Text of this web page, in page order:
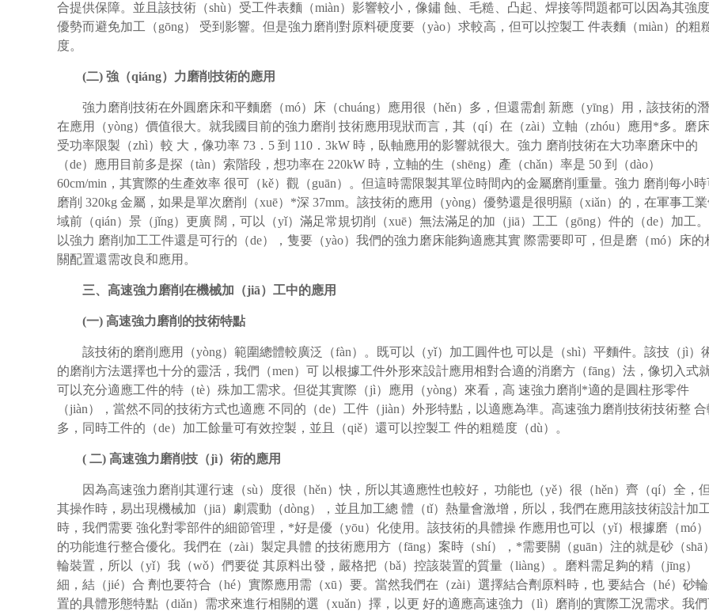
合提供保障。並且該技術（shù）受工件表麵（miàn）影響較小，像鏽 蝕、毛糙、凸起、焊接等問題都可以因為其強度
優勢而避免加工（gōng） 受到影響。但是強力磨削對原料硬度要（yào）求較高，但可以控製工 件表麵（miàn）的粗
度。
(二) 強（qiáng）力磨削技術的應用
強力磨削技術在外圓磨床和平麵磨（mó）床（chuáng）應用很（hěn）多，但還需創 新應（yīng）用，該技術的潛
在應用（yòng）價值很大。就我國目前的強力磨削 技術應用現狀而言，其（qí）在（zài）立軸（zhóu）應用*多。磨床
受功率限製（zhì）較 大，像功率 73．5 到 110．3kW 時，臥軸應用的影響就很大。強力 磨削技術在大功率磨床中的
（de）應用目前多是探（tàn）索階段，想功率在 220kW 時，立軸的生（shēng）產（chǎn）率是 50 到（dào）
60cm/min，其實際的生產效率 很可（kě）觀（guān）。但這時需限製其單位時間內的金屬磨削重量。強力 磨削每小
磨削 320kg 金屬，如果是單次磨削（xuē）*深 37mm。該技術的應用（yòng）優勢還是很明顯（xiǎn）的，在軍事工
域前（qián）景（jǐng）更廣 闊，可以（yǐ）滿足常規切削（xuē）無法滿足的加（jiā）工工（gōng）件的（de）加工
以強力 磨削加工工件還是可行的（de），隻要（yào）我們的強力磨床能夠適應其實 際需要即可，但是磨（mó）床的
關配置還需改良和應用。
三、高速強力磨削在機械加（jiā）工中的應用
(一) 高速強力磨削的技術特點
該技術的磨削應用（yòng）範圍總體較廣泛（fàn）。既可以（yǐ）加工圓件也 可以是（shì）平麵件。該技（jì）
的磨削方法選擇也十分的靈活，我們（men）可 以根據工件外形來設計應用相對合適的消磨方（fāng）法，像切入式
可以充分適應工件的特（tè）殊加工需求。但從其實際（jì）應用（yòng）來看，高 速強力磨削*適的是圓柱形零件
（jiàn），當然不同的技術方式也適應 不同的（de）工件（jiàn）外形特點，以適應為準。高速強力磨削技術技術整 合
多，同時工件的（de）加工餘量可有效控製，並且（qiě）還可以控製工 件的粗糙度（dù）。
( 二) 高速強力磨削技（jì）術的應用
因為高速強力磨削其運行速（sù）度很（hěn）快，所以其適應性也較好， 功能也（yě）很（hěn）齊（qí）全，但
其操作時，易出現機械加（jiā）劇震動（dòng），並且加工總 體（tǐ）熱量會激增，所以，我們在應用該技術設計加工
時，我們需要 強化對零部件的細節管理，*好是優（yōu）化使用。該技術的具體操 作應用也可以（yǐ）根據磨（mó
的功能進行整合優化。我們在（zài）製定具體 的技術應用方（fāng）案時（shí），*需要關（guān）注的就是砂（shā）
輪裝置，所以（yǐ）我（wǒ）們要從 其原料出發，嚴格把（bǎ）控該裝置的質量（liàng）。磨料需足夠的精（jīng）
細，結（jié）合 劑也要符合（hé）實際應用需（xū）要。當然我們在（zài）選擇結合劑原料時，也 要結合（hé）砂
置的具體形態特點（diǎn）需求來進行相關的選（xuǎn）擇，以更 好的適應高速強力（lì）磨削的實際工況需求。我